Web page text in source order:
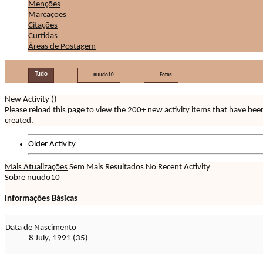
Menções
Marcações
Citações
Curtidas
Áreas de Postagem
Tudo nuudo10 Fotos
New Activity ()
Please reload this page to view the 200+ new activity items that have
created.
Older Activity
Mais Atualizações Sem Mais Resultados No Recent Activity
Sobre nuudo10
Informações Básicas
Data de Nascimento
8 July, 1991 (35)